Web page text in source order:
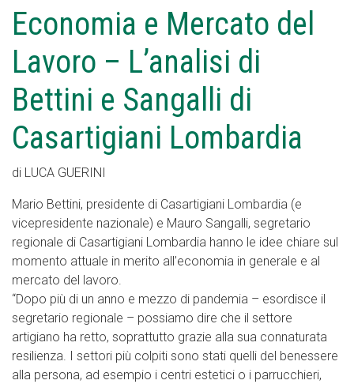
Economia e Mercato del
Lavoro – L’analisi di
Bettini e Sangalli di
Casartigiani Lombardia
di LUCA GUERINI
Mario Bettini, presidente di Casartigiani Lombardia (e
vicepresidente nazionale) e Mauro Sangalli, segretario
regionale di Casartigiani Lombardia hanno le idee chiare sul
momento attuale in merito all’economia in generale e al
mercato del lavoro.
“Dopo più di un anno e mezzo di pandemia – esordisce il
segretario regionale – possiamo dire che il settore
artigiano ha retto, soprattutto grazie alla sua connaturata
resilienza. I settori più colpiti sono stati quelli del benessere
alla persona, ad esempio i centri estetici o i parrucchieri,